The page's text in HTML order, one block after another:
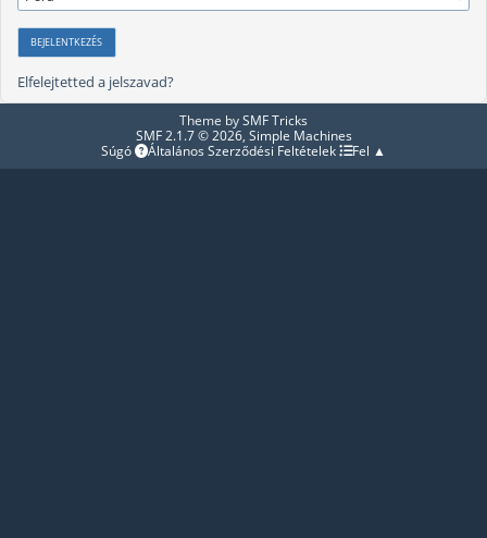
Elfelejtetted a jelszavad?
Theme bySMF Tricks
SMF 2.1.7 © 2026, Simple Machines
Súgó
Általános Szerződési Feltételek Fel ▲